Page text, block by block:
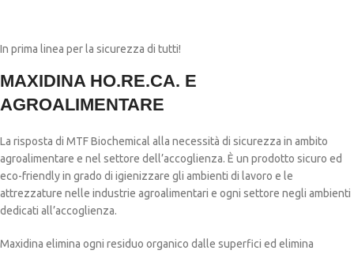
In prima linea per la sicurezza di tutti!
MAXIDINA HO.RE.CA. E
AGROALIMENTARE
La risposta di MTF Biochemical alla necessità di sicurezza in ambito
agroalimentare e nel settore dell’accoglienza. È un prodotto sicuro ed
eco-friendly in grado di igienizzare gli ambienti di lavoro e le
attrezzature nelle industrie agroalimentari e ogni settore negli ambienti
dedicati all’accoglienza.
Maxidina elimina ogni residuo organico dalle superfici ed elimina